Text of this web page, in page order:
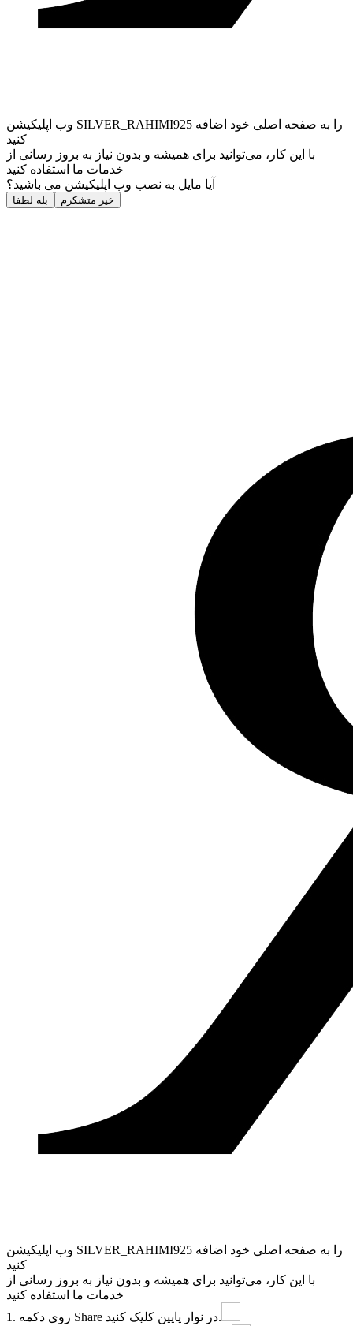
وب ‌اپلیکیشن SILVER_RAHIMI925 را به صفحه اصلی خود اضافه
کنید
با این کار، می‌توانید برای همیشه و بدون نیاز به بروز ‌رسانی از
خدمات ما استفاده کنید
آیا مایل به نصب وب اپلیکیشن می باشید؟
بله لطفا خیر متشکرم
وب ‌اپلیکیشن SILVER_RAHIMI925 را به صفحه اصلی خود اضافه
کنید
با این کار، می‌توانید برای همیشه و بدون نیاز به بروز ‌رسانی از
خدمات ما استفاده کنید
Share در نوار پایین کلیک کنید.